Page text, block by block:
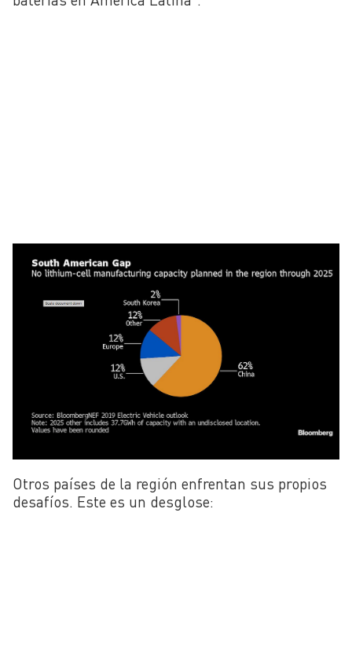
Otros países de la región enfrentan sus propios
desafíos. Este es un desglose: